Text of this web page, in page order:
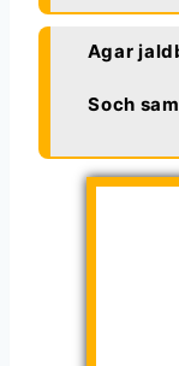
Agar
Soch